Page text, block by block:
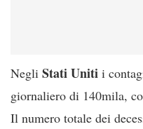
Negli Stati Uniti i
giornaliero di 140mila,
Il numero totale dei